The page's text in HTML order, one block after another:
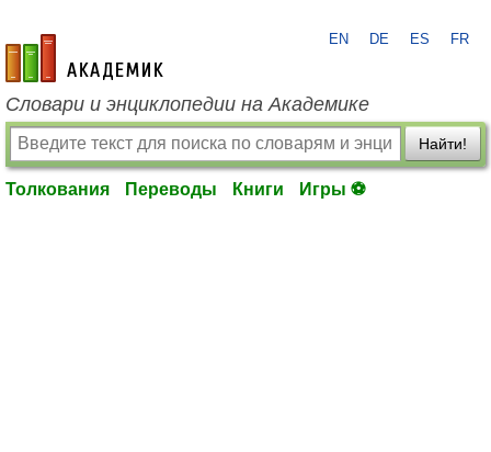
academic.ru
EN DE ES FR
Словари и энциклопедии на Академике
Найти!
Толкования Переводы Книги Игры ⚽